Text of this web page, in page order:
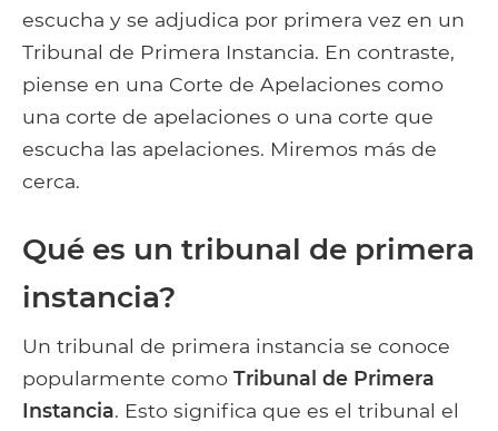
escucha y se adjudica por primera vez en un
Tribunal de Primera Instancia. En contraste,
piense en una Corte de Apelaciones como
una corte de apelaciones o una corte que
escucha las apelaciones. Miremos más de
cerca.
Qué es un tribunal de primera
instancia?
Un tribunal de primera instancia se conoce
popularmente como Tribunal de Primera
Instancia. Esto significa que es el tribunal el